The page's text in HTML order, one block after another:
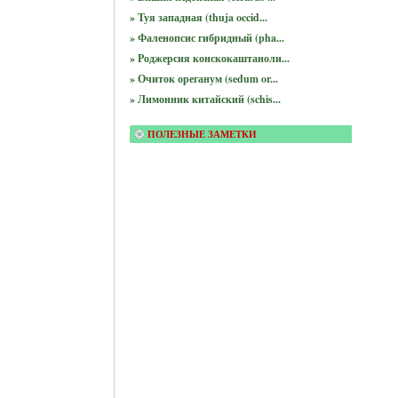
» Туя западная (thuja occid...
» Фаленопсис гибридный (pha...
» Роджерсия конскокаштаноли...
» Очиток ореганум (sedum or...
» Лимонник китайский (schis...
ПОЛЕЗНЫЕ ЗАМЕТКИ